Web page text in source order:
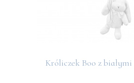
Króliczek Boo z